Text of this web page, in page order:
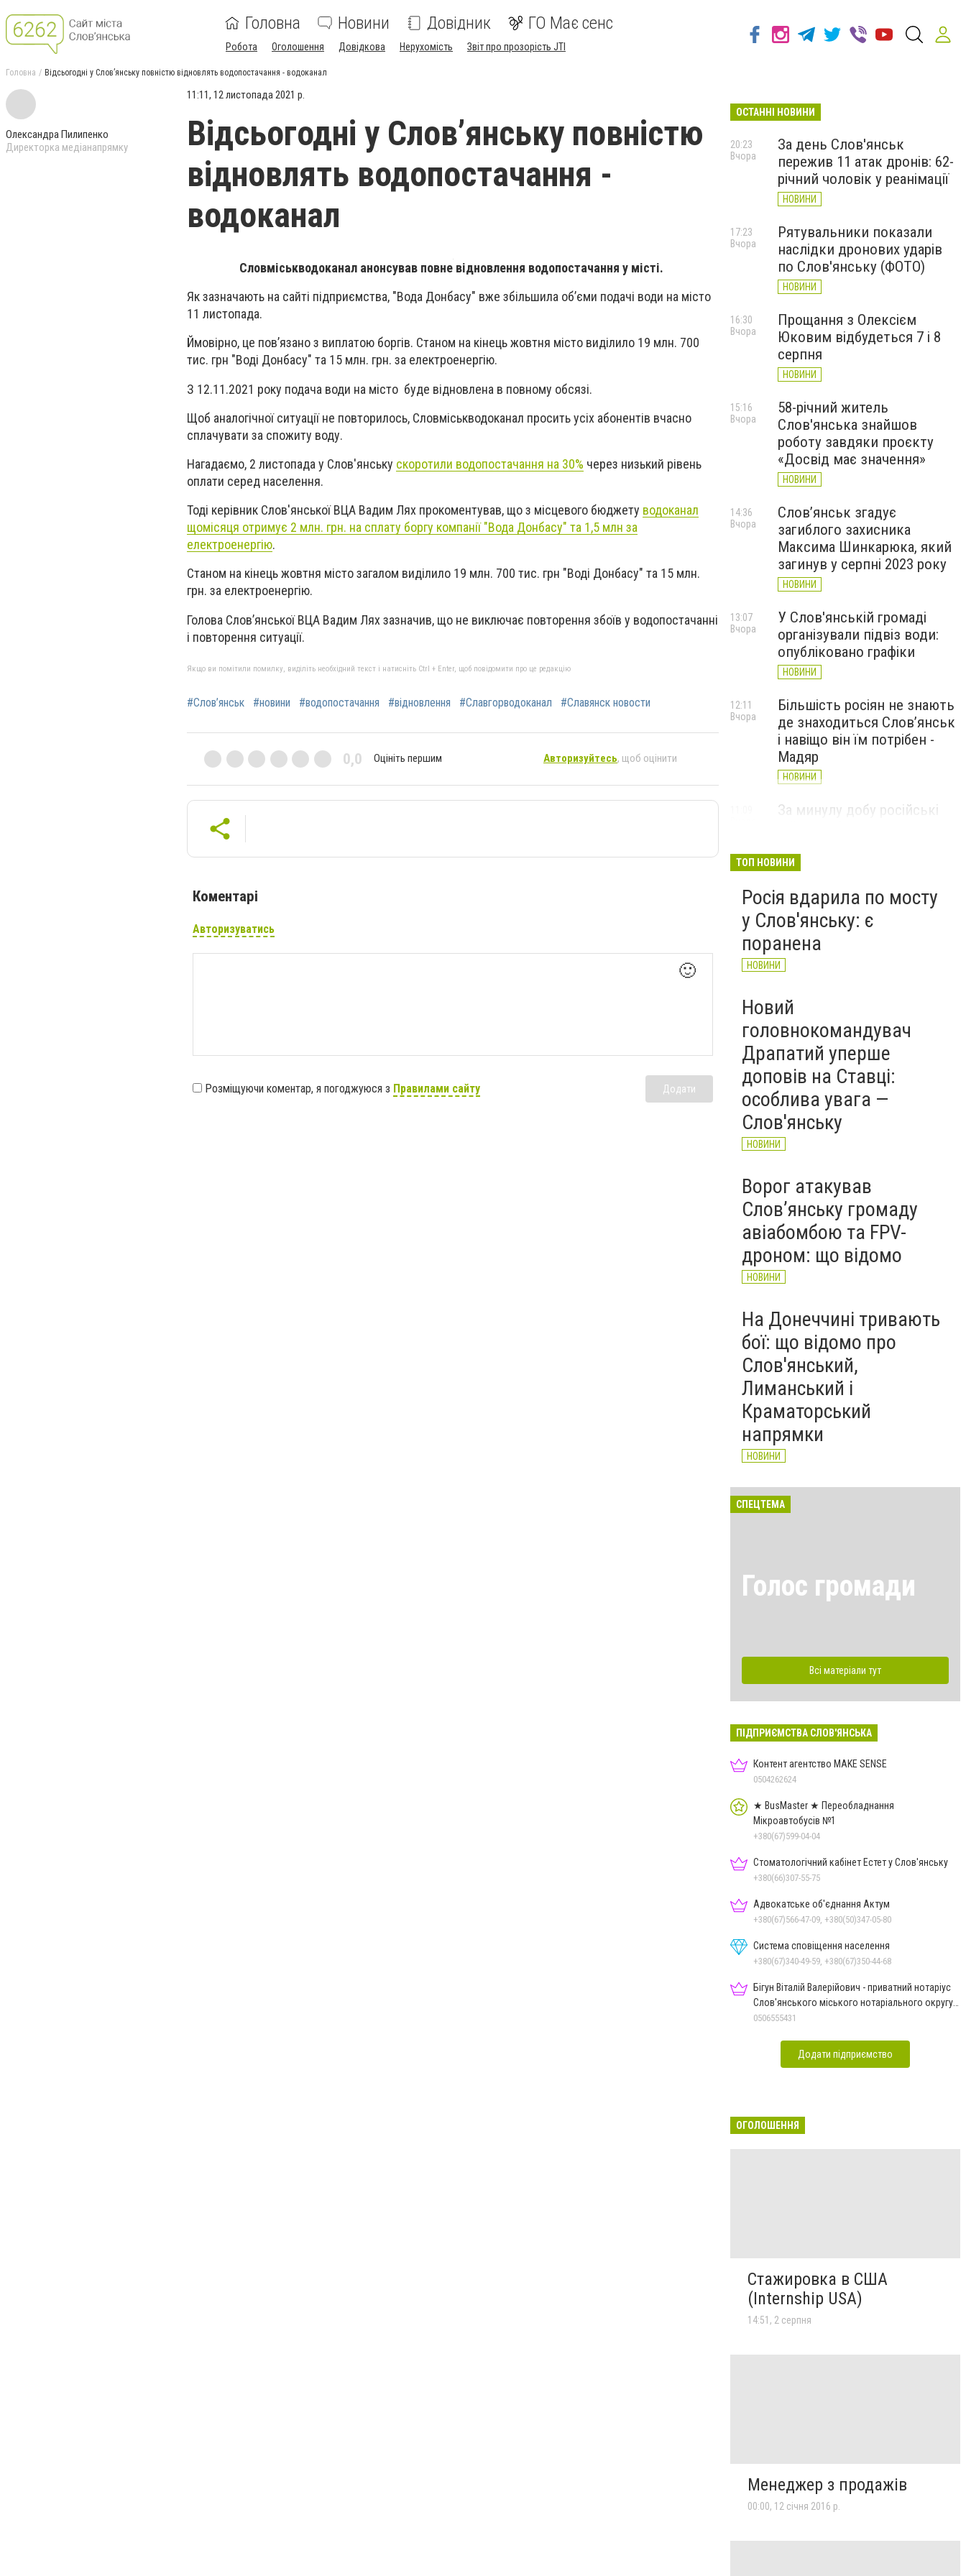
Головна Новини Довідник ГО Має сенс
Робота Оголошення Довідкова Нерухомість Звіт про прозорість JTI
Головна Відсьогодні у Слов’янську повністю відновлять водопостачання - водоканал
Олександра Пилипенко
Директорка медіанапрямку
11:11, 12 листопада 2021 р.
Відсьогодні у Слов’янську повністю
відновлять водопостачання -
водоканал
Словміськводоканал анонсував повне відновлення водопостачання у місті.
Як зазначають на сайті підприємства, "Вода Донбасу" вже збільшила об’єми подачі води на місто
11 листопада.
Ймовірно, це пов’язано з виплатою боргів. Станом на кінець жовтня місто виділило 19 млн. 700
тис. грн "Воді Донбасу" та 15 млн. грн. за електроенергію.
З 12.11.2021 року подача води на місто буде відновлена в повному обсязі.
Щоб аналогічної ситуації не повторилось, Словміськводоканал просить усіх абонентів вчасно
сплачувати за спожиту воду.
Нагадаємо, 2 листопада у Слов'янську скоротили водопостачання на 30% через низький рівень
оплати серед населення.
Тоді керівник Слов'янської ВЦА Вадим Лях прокоментував, що з місцевого бюджету водоканал
щомісяця отримує 2 млн. грн. на сплату боргу компанії "Вода Донбасу" та 1,5 млн за
електроенергію.
Станом на кінець жовтня місто загалом виділило 19 млн. 700 тис. грн "Воді Донбасу" та 15 млн.
грн. за електроенергію.
Голова Слов’янської ВЦА Вадим Лях зазначив, що не виключає повторення збоїв у водопостачанні
і повторення ситуації.
Якщо ви помітили помилку, виділіть необхідний текст і натисніть Ctrl + Enter, щоб повідомити про це редакцію
#Слов’янськ #новини #водопостачання #відновлення #Славгорводоканал #Славянск новости
0,0 Оцініть першим Авторизуйтесь, щоб оцінити
Коментарі
Авторизуватись
🙂
Розміщуючи коментар, я погоджуюся з Правилами сайту Додати
ОСТАННІ НОВИНИ
За день Слов'янськ
пережив 11 атак дронів: 62-
річний чоловік у реанімації
НОВИНИ
20:23
Вчора
Рятувальники показали
наслідки дронових ударів
по Слов'янську (ФОТО)
НОВИНИ
17:23
Вчора
Прощання з Олексієм
Юковим відбудеться 7 і 8
серпня
НОВИНИ
16:30
Вчора
58-річний житель
Слов'янська знайшов
роботу завдяки проєкту
«Досвід має значення»
НОВИНИ
15:16
Вчора
Слов’янськ згадує
загиблого захисника
Максима Шинкарюка, який
загинув у серпні 2023 року
НОВИНИ
14:36
Вчора
У Слов'янській громаді
організували підвіз води:
опубліковано графіки
НОВИНИ
13:07
Вчора
Більшість росіян не знають
де знаходиться Слов’янськ
і навіщо він їм потрібен -
Мадяр
НОВИНИ
12:11
Вчора
За минулу добу російські
великої війни: 6 серпня
ТОП НОВИНИ
Росія вдарила по мосту
у Слов'янську: є
поранена
НОВИНИ
Новий
головнокомандувач
Драпатий уперше
доповів на Ставці:
особлива увага —
Слов'янську
НОВИНИ
Ворог атакував
Слов’янську громаду
авіабомбою та FPV-
дроном: що відомо
НОВИНИ
На Донеччині тривають
бої: що відомо про
Слов'янський,
Лиманський і
Краматорський
напрямки
НОВИНИ
СПЕЦТЕМА
Голос громади
Всі матеріали тут
ПІДПРИЄМСТВА СЛОВ'ЯНСЬКА
Контент агентство MAKE SENSE
0504262624
★ BusMaster ★ Переобладнання
Мікроавтобусів №1
+380(67)599-04-04
Стоматологічний кабінет Естет у Слов'янську
+380(66)307-55-75
Адвокатське об'єднання Актум
+380(67)566-47-09, +380(50)347-05-80
Система сповіщення населення
+380(67)340-49-59, +380(67)350-44-68
Бігун Віталій Валерійович - приватний нотаріус
Слов'янського міського нотаріального округу
Дон.обл.
0506555431
Додати підприємство
ОГОЛОШЕННЯ
Стажировка в США
(Internship USA)
14:51, 2 серпня
Менеджер з продажів
00:00, 12 січня 2016 р.